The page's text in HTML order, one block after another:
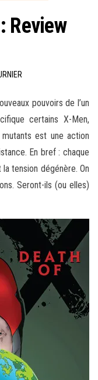
Review
pouvoirs de l’un
certains X-Men,
est une action
En bref : chaque
tension dégénère. On
Seront-ils (ou elles)